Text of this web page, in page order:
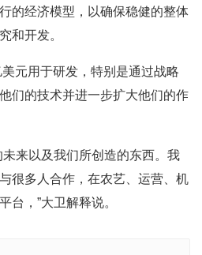
的经济模型，以确保稳健的整体
和开发。
元用于研发，特别是通过战略
们的技术并进一步扩大他们的作
来以及我们所创造的东西。我
很多人合作，在农艺、运营、机
台，”大卫解释说。